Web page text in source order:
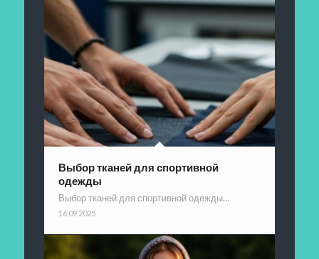
Выбор тканей для спортивной
одежды
Выбор тканей для спортивной одежды…
16.09.2025